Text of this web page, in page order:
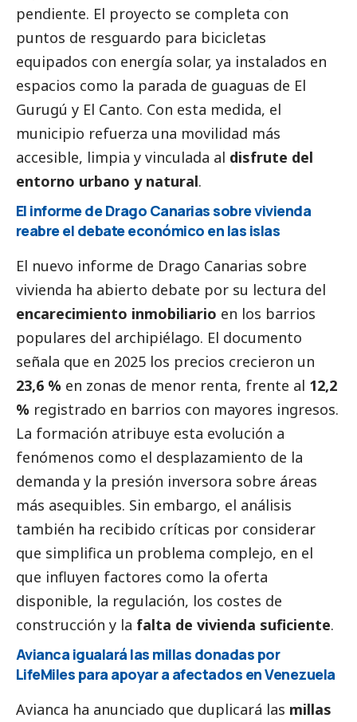
pendiente. El proyecto se completa con
puntos de resguardo para bicicletas
equipados con energía solar, ya instalados en
espacios como la parada de guaguas de El
Gurugú y El Canto. Con esta medida, el
municipio refuerza una movilidad más
accesible, limpia y vinculada al disfrute del
entorno urbano y natural.
El informe de Drago Canarias sobre vivienda
reabre el debate económico en las islas
El nuevo informe de Drago Canarias sobre
vivienda ha abierto debate por su lectura del
encarecimiento inmobiliario en los barrios
populares del archipiélago. El documento
señala que en 2025 los precios crecieron un
23,6 % en zonas de menor renta, frente al 12,2
% registrado en barrios con mayores ingresos.
La formación atribuye esta evolución a
fenómenos como el desplazamiento de la
demanda y la presión inversora sobre áreas
más asequibles. Sin embargo, el análisis
también ha recibido críticas por considerar
que simplifica un problema complejo, en el
que influyen factores como la oferta
disponible, la regulación, los costes de
construcción y la falta de vivienda suficiente.
Avianca igualará las millas donadas por
LifeMiles para apoyar a afectados en Venezuela
Avianca ha anunciado que duplicará las millas